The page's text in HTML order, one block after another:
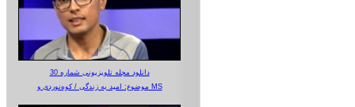
دانلود مجله تلویزیونی شماره 30
موضوع: امید به زندگی / کوه‌نوردی و MS